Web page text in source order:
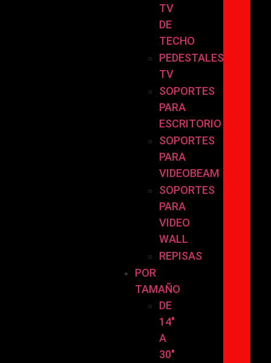
TV
DE
TECHO
PEDESTALES
TV
SOPORTES
PARA
ESCRITORIO
SOPORTES
PARA
VIDEOBEAM
SOPORTES
PARA
VIDEO
WALL
REPISAS
POR
TAMAÑO
DE
14″
A
30″